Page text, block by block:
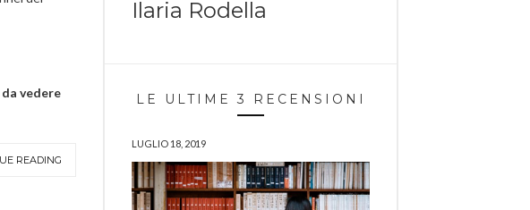
da vedere
READING
Ilaria Rodella
LE ULTIME 3 RECENSIONI
LUGLIO 18, 2019